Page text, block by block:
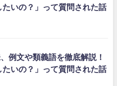
たいの？」って質問された話
例文や類義語を徹底解説！
たいの？」って質問された話